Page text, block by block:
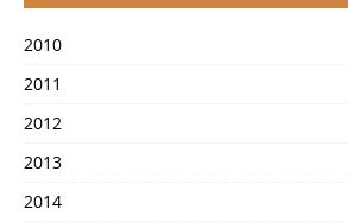
2010
2011
2012
2013
2014